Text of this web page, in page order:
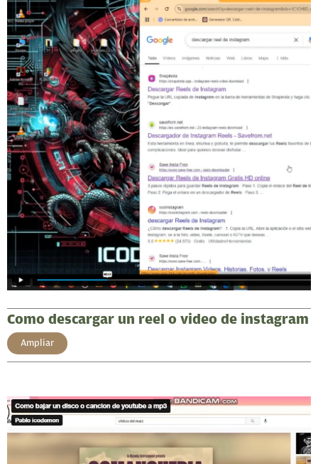
Como descargar un reel o video de instagram
Ampliar